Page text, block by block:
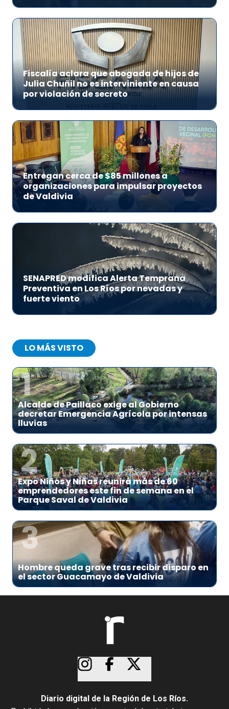
Fiscalía aclara que abogada de hijos de
Julia Chuñil no es interviniente en causa
por violación de secreto
Entregan cerca de $85 millones a
organizaciones para impulsar proyectos
de Valdivia
SENAPRED modifica Alerta Temprana
Preventiva en Los Ríos por nevadas y
fuerte viento
LO MÁS VISTO
1
Alcalde de Paillaco exige al Gobierno
decretar Emergencia Agrícola por intensas
lluvias
2
Expo Niños y Niñas reunirá más de 60
emprendedores este fin de semana en el
Parque Saval de Valdivia
3
Hombre queda grave tras recibir disparo en
el sector Guacamayo de Valdivia
Diario digital de la Región de Los Ríos.